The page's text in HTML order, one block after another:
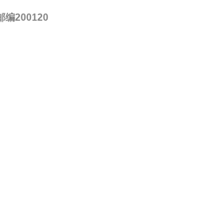
编200120